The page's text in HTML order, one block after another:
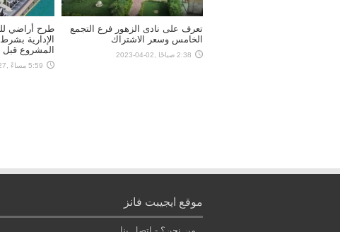
تعرف على نادى الزهور فرع التجمع
الخامس وسعر الاشتراك
2:38 صباحًا ,02-04-2023
طرح أراضي
المشروع قبل
5:59 مساءً ,27-08-2021
موقع ايجيبت فانز